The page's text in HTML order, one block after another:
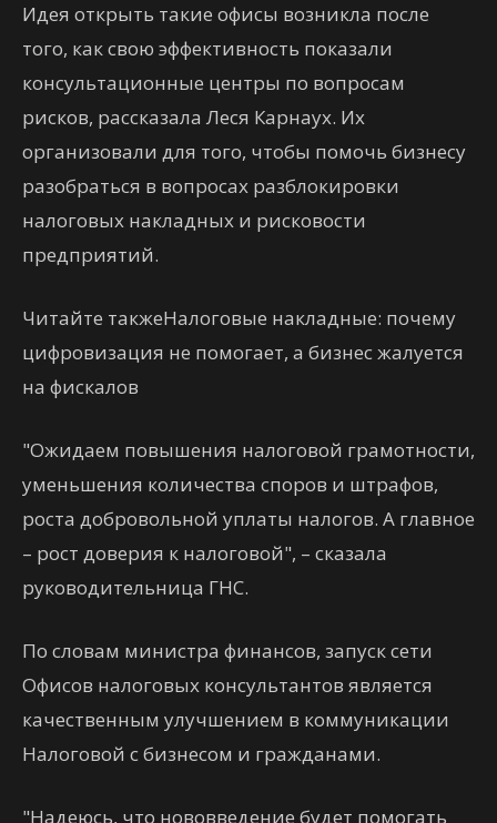
Идея открыть такие офисы возникла после
того, как свою эффективность показали
консультационные центры по вопросам
рисков, рассказала Леся Карнаух. Их
организовали для того, чтобы помочь бизнесу
разобраться в вопросах разблокировки
налоговых накладных и рисковости
предприятий.
Читайте такжеНалоговые накладные: почему
цифровизация не помогает, а бизнес жалуется
на фискалов
"Ожидаем повышения налоговой грамотности,
уменьшения количества споров и штрафов,
роста добровольной уплаты налогов. А главное
– рост доверия к налоговой", – сказала
руководительница ГНС.
По словам министра финансов, запуск сети
Офисов налоговых консультантов является
качественным улучшением в коммуникации
Налоговой с бизнесом и гражданами.
"Надеюсь, что нововведение будет помогать